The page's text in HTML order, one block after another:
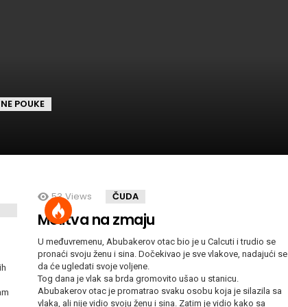
POUKE
53 Views ČUDA
Molitva na zmaju
U međuvremenu, Abubakerov otac bio je u Calcuti i trudio se
pronaći svoju ženu i sina. Dočekivao je sve vlakove, nadajući se
da će ugledati svoje voljene.
Tog dana je vlak sa brda gromovito ušao u stanicu.
Abubakerov otac je promatrao svaku osobu koja je silazila sa
vlaka, ali nije vidio svoju ženu i sina. Zatim je vidio kako sa